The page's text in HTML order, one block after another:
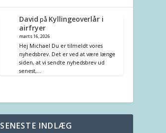
David på Kyllingeoverlår i
airfryer
marts 16, 2026
Hej Michael Du er tilmeldt vores
nyhedsbrev. Det er ved at være længe
siden, at vi sendte nyhedsbrev ud
senest,…
SENESTE INDLÆG